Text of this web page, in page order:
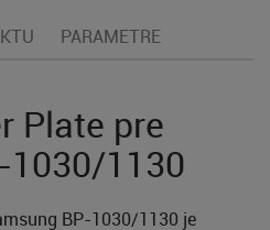
PARAMETRE
Plate pre
1030/1130
BP-1030/1130 je